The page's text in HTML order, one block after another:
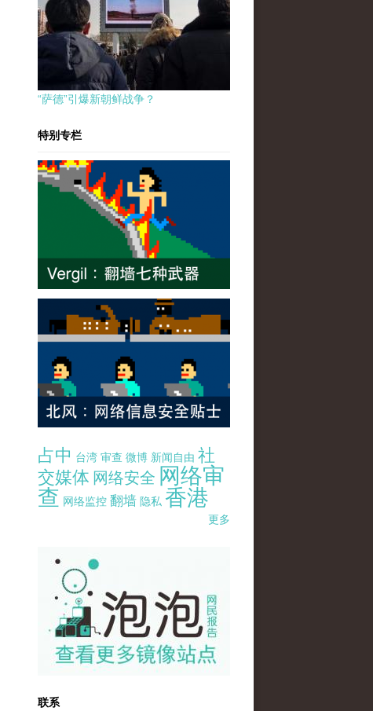
“萨德”引爆新朝鲜战争？
特别专栏
占中 台湾 审查 微博 新闻自由 社
交媒体 网络安全 网络审
查 网络监控 翻墙 隐私 香港
更多
pao-pao-banner-mirror-site-120814.jpg
联系